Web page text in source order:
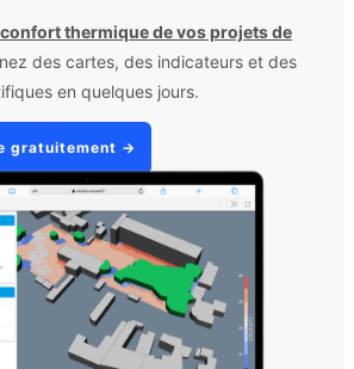
thermique de vos projets de
des cartes, des indicateurs et des
en quelques jours.
gratuitement →